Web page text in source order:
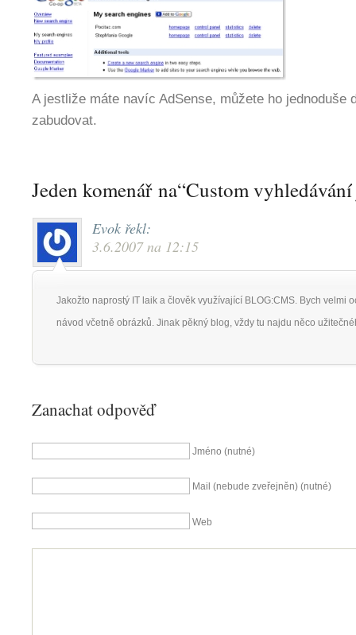
A jestliže máte navíc AdSense, můžete ho jednoduše
zabudovat.
Jeden komenář na“Custom
Evok řekl:
3.6.2007 na 12:15
Jakožto naprostý IT laik a člověk využívající BLOG:CMS. Bych velmi
návod včetně obrázků. Jinak pěkný blog, vždy tu najdu něco
Zanachat odpověď
Jméno (nutné)
Mail (nebude zveřejněn) (nutné)
Web